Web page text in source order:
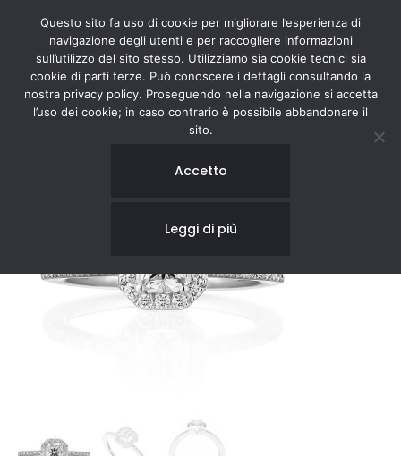
Questo sito fa uso di cookie per migliorare l’esperienza di
navigazione degli utenti e per raccogliere informazioni
sull’utilizzo del sito stesso. Utilizziamo sia cookie tecnici sia
cookie di parti terze. Può conoscere i dettagli consultando la
nostra privacy policy. Proseguendo nella navigazione si accetta
l’uso dei cookie; in caso contrario è possibile abbandonare il
sito.
Accetto
Leggi di più